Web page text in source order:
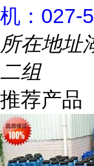
机：027-
所在地址
二组
推荐产品